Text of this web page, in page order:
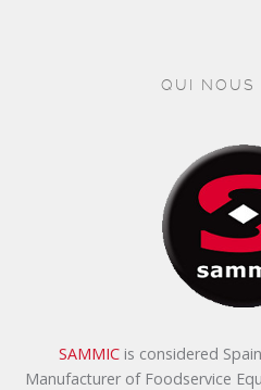
QUI NOUS
SAMMIC is considered
Manufacturer of Foodservice